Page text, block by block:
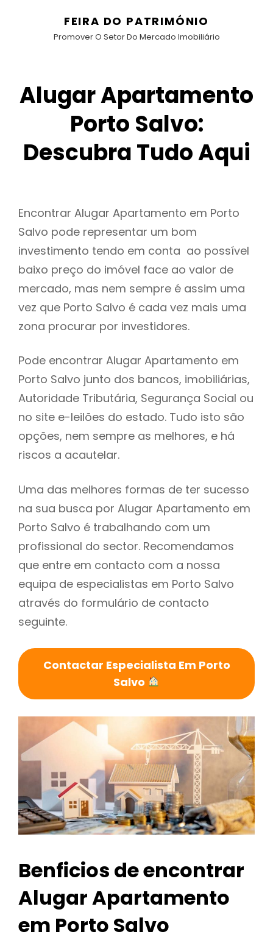
FEIRA DO PATRIMÓNIO
Promover O Setor Do Mercado Imobiliário
Alugar Apartamento
Porto Salvo:
Descubra Tudo Aqui
Encontrar Alugar Apartamento em Porto
Salvo pode representar um bom
investimento tendo em conta ao possível
baixo preço do imóvel face ao valor de
mercado, mas nem sempre é assim uma
vez que Porto Salvo é cada vez mais uma
zona procurar por investidores.
Pode encontrar Alugar Apartamento em
Porto Salvo junto dos bancos, imobiliárias,
Autoridade Tributária, Segurança Social ou
no site e-leilões do estado. Tudo isto são
opções, nem sempre as melhores, e há
riscos a acautelar.
Uma das melhores formas de ter sucesso
na sua busca por Alugar Apartamento em
Porto Salvo é trabalhando com um
profissional do sector. Recomendamos
que entre em contacto com a nossa
equipa de especialistas em Porto Salvo
através do formulário de contacto
seguinte.
Contactar Especialista Em Porto
Salvo
Benficios de encontrar
Alugar Apartamento
em Porto Salvo